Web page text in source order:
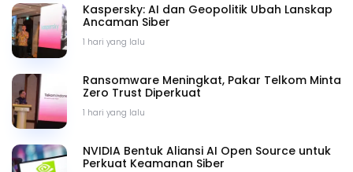
1 hari yang lalu
Kaspersky: AI dan Geopolitik Ubah Lanskap
Ancaman Siber
1 hari yang lalu
Ransomware Meningkat, Pakar Telkom Minta
Zero Trust Diperkuat
NVIDIA Bentuk Aliansi AI Open Source untuk
Perkuat Keamanan Siber